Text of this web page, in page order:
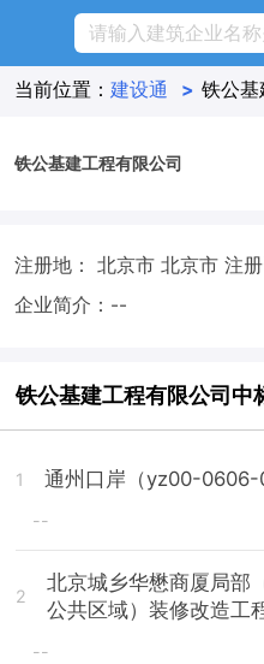
当前位置： 建设通 > 铁公基
铁公基建工程有限公司
注册地： 北京市 北京市 注
企业简介：--
铁公基建工程有限公司中
1 通州口岸（yz00-0606-
--
2
北京城乡华懋商厦局部
公共区域）装修改造工
--